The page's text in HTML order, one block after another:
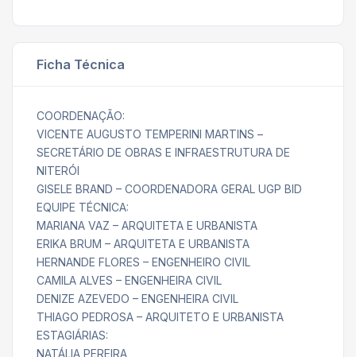
Ficha Técnica
COORDENAÇÃO:
VICENTE AUGUSTO TEMPERINI MARTINS –
SECRETÁRIO DE OBRAS E INFRAESTRUTURA DE
NITERÓI
GISELE BRAND – COORDENADORA GERAL UGP BID
EQUIPE TÉCNICA:
MARIANA VAZ – ARQUITETA E URBANISTA
ERIKA BRUM – ARQUITETA E URBANISTA
HERNANDE FLORES – ENGENHEIRO CIVIL
CAMILA ALVES – ENGENHEIRA CIVIL
DENIZE AZEVEDO – ENGENHEIRA CIVIL
THIAGO PEDROSA – ARQUITETO E URBANISTA
ESTAGIÁRIAS:
NATÁLIA PEREIRA